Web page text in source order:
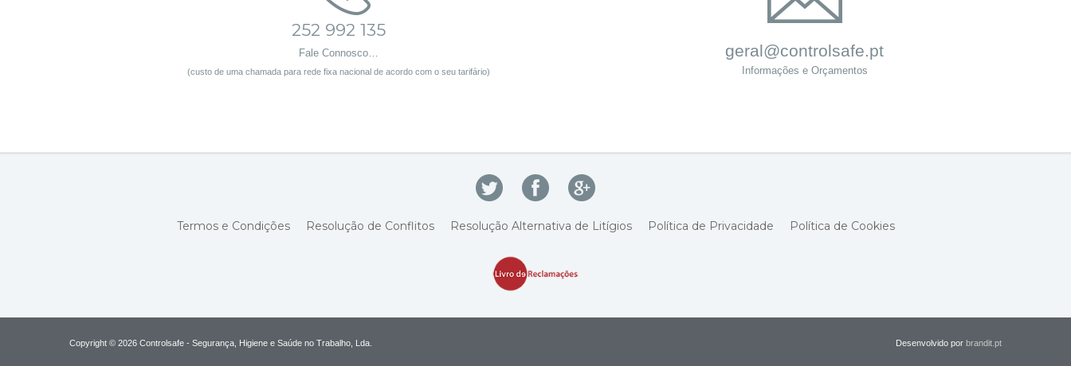
252 992 135
Fale Connosco…
(custo de uma chamada para rede fixa nacional de acordo com o seu tarifário)
geral@controlsafe.pt
Informações e Orçamentos
Termos e Condições Resolução de Conflitos Resolução Alternativa de Litígios Política de Privacidade Política de Cookies
Copyright © 2026 Controlsafe - Segurança, Higiene e Saúde no Trabalho, Lda. Desenvolvido por brandit.pt